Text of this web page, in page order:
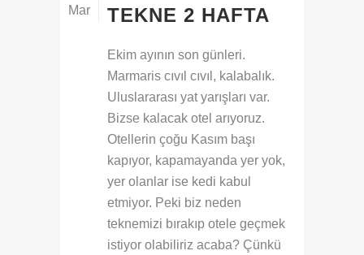
Mar
TEKNE 2 HAFTA
Ekim ayının son günleri.
Marmaris cıvıl cıvıl, kalabalık.
Uluslararası yat yarışları var.
Bizse kalacak otel arıyoruz.
Otellerin çoğu Kasım başı
kapıyor, kapamayanda yer yok,
yer olanlar ise kedi kabul
etmiyor. Peki biz neden
teknemizi bırakıp otele geçmek
istiyor olabiliriz acaba? Çünkü